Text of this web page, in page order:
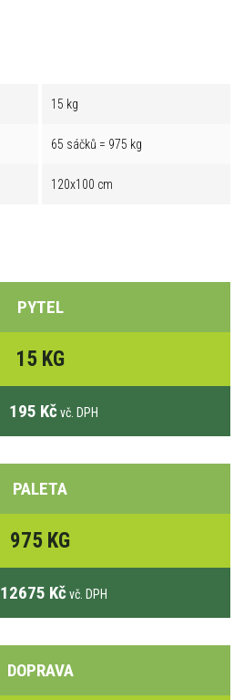
15 kg
65 sáčků = 975 kg
120x100 cm
PYTEL
15 KG
195 Kč vč. DPH
PALETA
975 KG
12675 Kč vč. DPH
DOPRAVA